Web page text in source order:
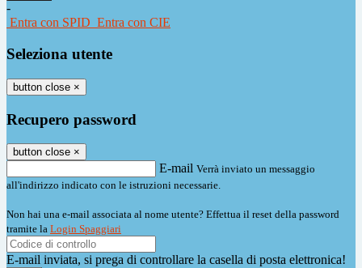
-
Entra con SPID Entra con CIE
Seleziona utente
button close ×
Recupero password
button close ×
E-mail Verrà inviato un messaggio
all'indirizzo indicato con le istruzioni necessarie.
Non hai una e-mail associata al nome utente? Effettua il reset della password
tramite la Login Spaggiari
E-mail inviata, si prega di controllare la casella di posta elettronica!